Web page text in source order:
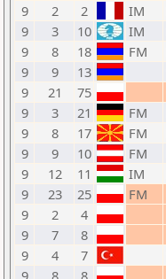
9
2 2 IM
9
3 10 IM
9
8 18 FM
9
9 13
9
21 75
9
3 21 FM
9
8 17 FM
9
9 10 FM
9
12 11 IM
9
23 25 FM
9
2 4
9
7 8
9
4 7
9
8 8